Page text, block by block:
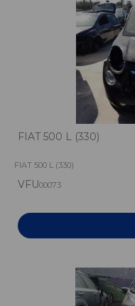
FIAT 500 L (330)
FIAT 500 L (330)
VFU00073